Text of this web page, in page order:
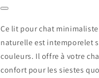
Ce lit pour chat
naturelle est intemporelet
couleurs. Il offre à votre
confort pour les siestes